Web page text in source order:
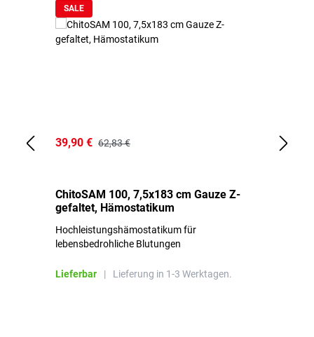
SALE
39,90 € 62,83 €
ChitoSAM 100, 7,5x183 cm Gauze Z-
gefaltet, Hämostatikum
Hochleistungshämostatikum für
lebensbedrohliche Blutungen
Lieferbar | Lieferung in 1-3 Werktagen.